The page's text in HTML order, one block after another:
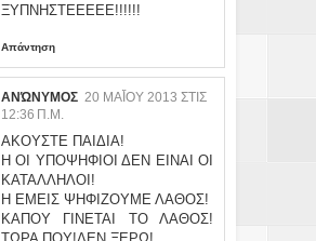
ΞΥΠΝΗΣΤΕΕΕΕΕ!!!!!!
Απάντηση
ΑΝΏΝΥΜΟΣ 20 ΜΑΪ́ΟΥ 2013 ΣΤΙΣ 12
:36 Π.Μ.
ΑΚΟΥΣΤΕ ΠΑΙΔΙΑ!
Η ΟΙ ΥΠΟΨΗΦΙΟΙ ΔΕΝ ΕΙΝΑΙ ΟΙ
ΚΑΤΑΛΛΗΛΟΙ!
Η ΕΜΕΙΣ ΨΗΦΙΖΟΥΜΕ ΛΑΘΟΣ!
ΚΑΠΟΥ ΓΙΝΕΤΑΙ ΤΟ ΛΑΘΟΣ!